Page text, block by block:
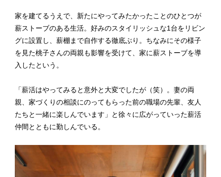
家を建てるうえで、新たにやってみたかったことのひとつが
薪ストーブのある生活。好みのスタイリッシュな1台をリビン
グに設置し、薪棚まで自作する徹底ぶり。ちなみにその様子
を見た桃子さんの両親も影響を受けて、家に薪ストーブを導
入したという。
「薪活はやってみると意外と大変でしたが（笑）。妻の両
親、家づくりの相談にのってもらった前の職場の先輩、友人
たちと一緒に楽しんでいます」と徐々に広がっていった薪活
仲間とともに勤しんでいる。